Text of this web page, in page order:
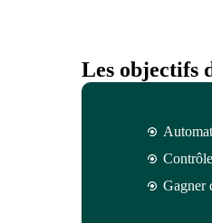
Les objectifs
Gagner